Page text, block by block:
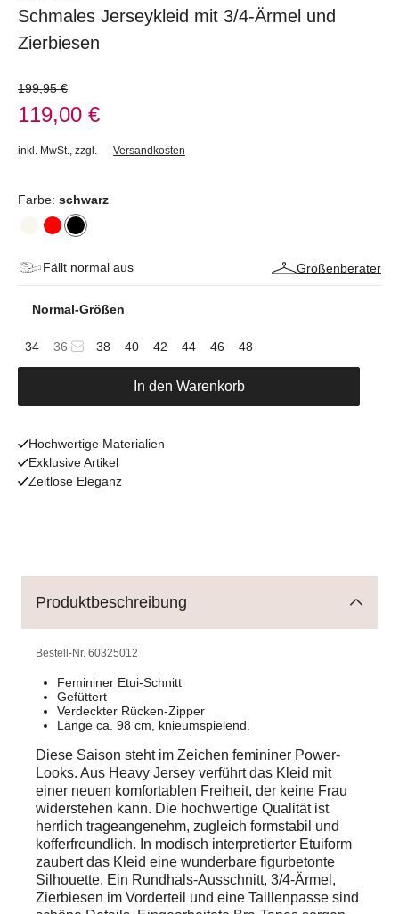
Schmales Jerseykleid mit 3/4-Ärmel und
Zierbiesen
199,95 €
119,00 €
inkl. MwSt. zzgl. Versandkosten
Farbe: schwarz
Fällt normal aus Größenberater
Normal-Größen
34 36 38 40 42 44 46 48
In den Warenkorb
Hochwertige Materialien
Exklusive Artikel
Zeitlose Eleganz
Produktbeschreibung
Bestell-Nr. 60325012
Femininer Etui-Schnitt
Gefüttert
Verdeckter Rücken-Zipper
Länge ca. 98 cm, knieumspielend.
Diese Saison steht im Zeichen femininer Power-
Looks. Aus Heavy Jersey verführt das Kleid mit
einer neuen komfortablen Freiheit, der keine Frau
widerstehen kann. Die hochwertige Qualität ist
herrlich trageangenehm, zugleich formstabil und
kofferfreundlich. In modisch interpretierter Etuiform
zaubert das Kleid eine wunderbare figurbetonte
Silhouette. Ein Rundhals-Ausschnitt, 3/4-Ärmel,
Zierbiesen im Vorderteil und eine Taillenpasse sind